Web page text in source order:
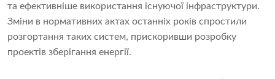
та ефективніше використання існуючої інфраструктури.
Зміни в нормативних актах останніх років спростили
розгортання таких систем, прискоривши розробку
проектів зберігання енергії.